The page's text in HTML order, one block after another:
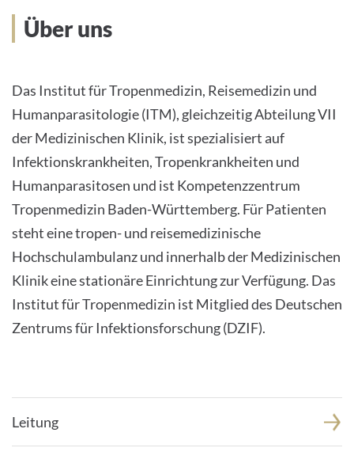
Über uns
Das Institut für Tropenmedizin, Reisemedizin und
Humanparasitologie (ITM), gleichzeitig Abteilung VII
der Medizinischen Klinik, ist spezialisiert auf
Infektionskrankheiten, Tropenkrankheiten und
Humanparasitosen und ist Kompetenzzentrum
Tropenmedizin Baden-Württemberg. Für Patienten
steht eine tropen- und reisemedizinische
Hochschulambulanz und innerhalb der Medizinischen
Klinik eine stationäre Einrichtung zur Verfügung. Das
Institut für Tropenmedizin ist Mitglied des Deutschen
Zentrums für Infektionsforschung (DZIF).
Leitung